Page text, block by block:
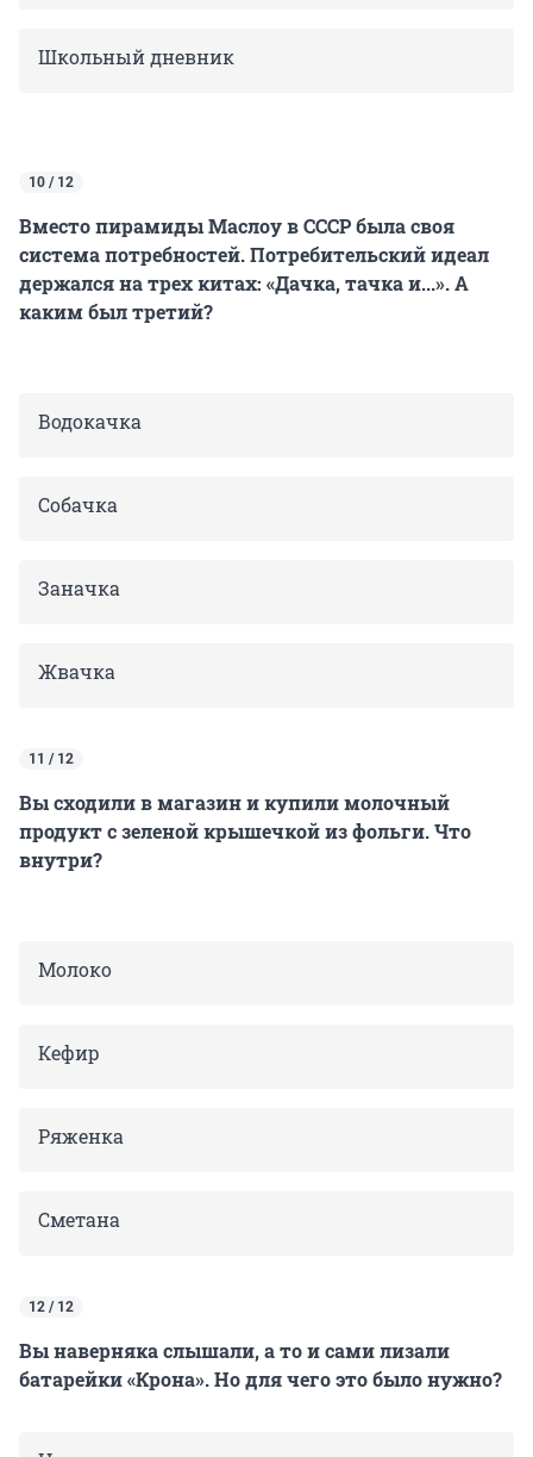
Школьный дневник
10 / 12
Вместо пирамиды Маслоу в СССР была своя
система потребностей. Потребительский идеал
держался на трех китах: «Дачка, тачка и...». А
каким был третий?
Водокачка
Собачка
Заначка
Жвачка
11 / 12
Вы сходили в магазин и купили молочный
продукт с зеленой крышечкой из фольги. Что
внутри?
Молоко
Кефир
Ряженка
Сметана
12 / 12
Вы наверняка слышали, а то и сами лизали
батарейки «Крона». Но для чего это было нужно?